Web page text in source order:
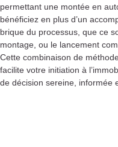
permettant une montée en
bénéficiez en plus d’un
brique du processus, que ce
montage, ou le lancement
Cette combinaison de
facilite votre initiation à
de décision sereine, informée